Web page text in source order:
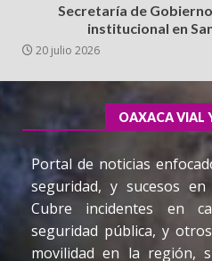
Secretaría de
institucional en
20 julio 2026
OAXACA VIAL
Portal de noticias
seguridad, y sucesos
Cubre incidentes en
seguridad pública, y
movilidad en la región,